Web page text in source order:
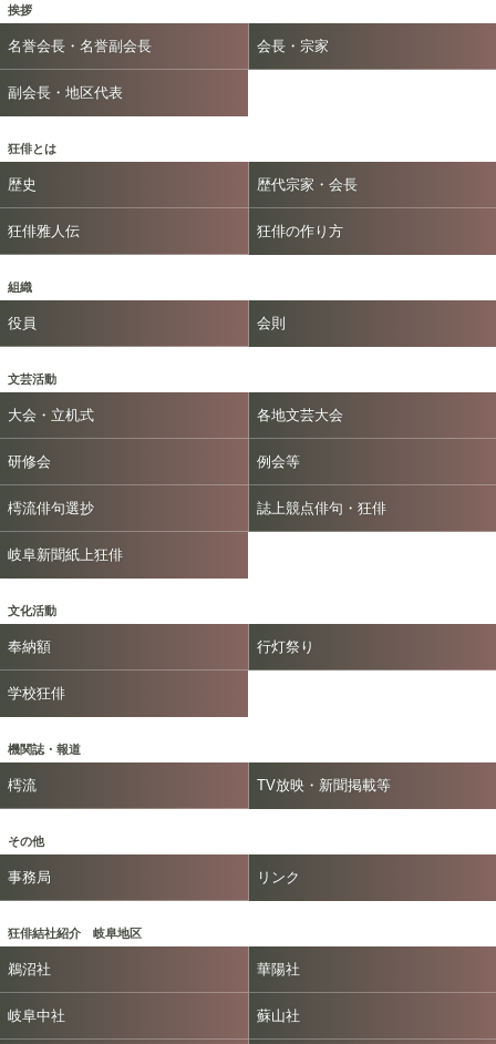
挨拶
名誉会長・名誉副会長 会長・宗家
副会長・地区代表
狂俳とは
歴史 歴代宗家・会長
狂俳雅人伝 狂俳の作り方
組織
役員 会則
文芸活動
大会・立机式 各地文芸大会
研修会 例会等
樗流俳句選抄 誌上競点俳句・狂俳
岐阜新聞紙上狂俳
文化活動
奉納額 行灯祭り
学校狂俳
機関誌・報道
樗流 TV放映・新聞掲載等
その他
事務局 リンク
狂俳結社紹介 岐阜地区
鵜沼社 華陽社
岐阜中社 蘇山社